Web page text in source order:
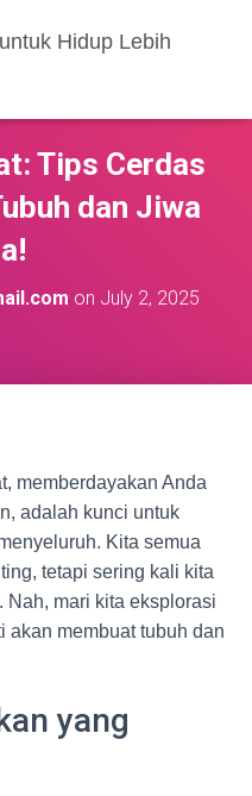
Hidup Lebih
Tips Cerdas
dan Jiwa
on July 2, 2025
memberdayakan Anda
adalah kunci untuk
Kita semua
tetapi sering kali kita
Nah, mari kita eksplorasi
akan membuat tubuh dan
yang